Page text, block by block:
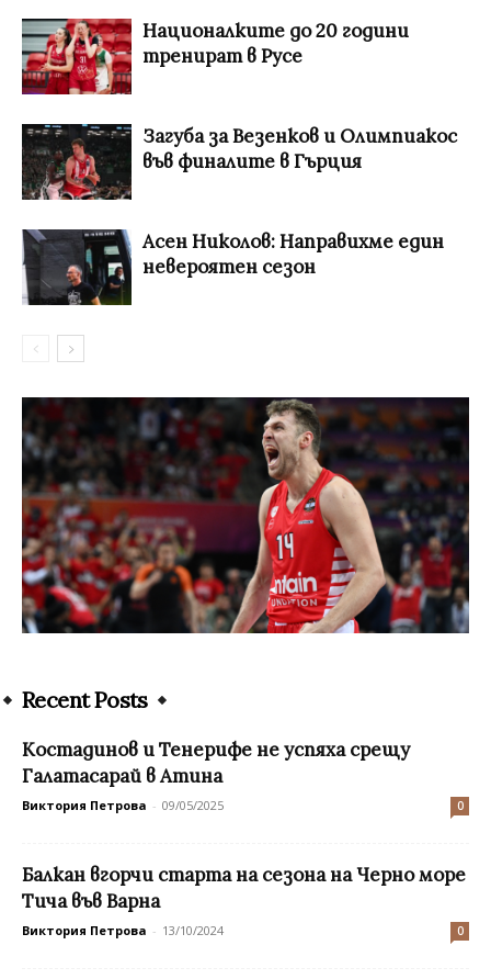
Националките до 20 години
тренират в Русе
Загуба за Везенков и Олимпиакос
във финалите в Гърция
Асен Николов: Направихме един
невероятен сезон
Recent Posts
Костадинов и Тенерифе не успяха срещу
Галатасарай в Атина
Виктория Петрова - 09/05/2025 0
Балкан вгорчи старта на сезона на Черно море
Тича във Варна
Виктория Петрова - 13/10/2024 0